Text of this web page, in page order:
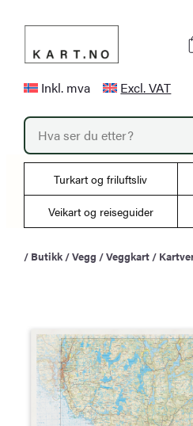
innhold
Inkl. mva Excl. VAT
P
o
d
t
r
Turkart og friluftsliv
Veikart og reiseguider
/ Butikk /Vegg /Veggkart /